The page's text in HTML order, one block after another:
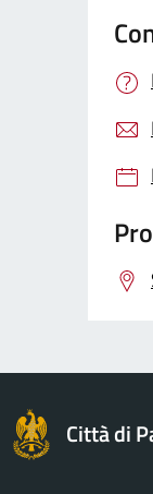
Città di